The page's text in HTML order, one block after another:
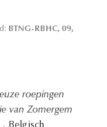
BTNG-RBHC, 09,
roepingen
van Zomergem